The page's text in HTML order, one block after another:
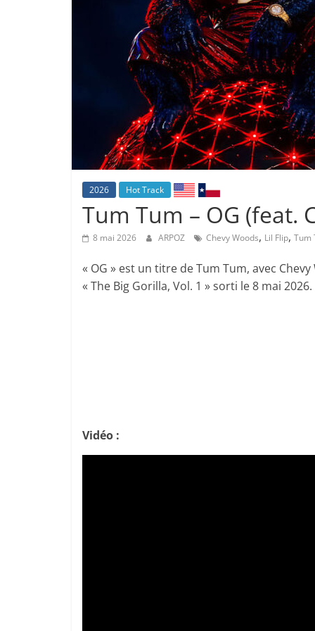
2026 Hot Track
Tum Tum – OG (feat.
8 mai 2026 ARPOZ Chevy Woods, Lil Flip, Tum
« OG » est un titre de Tum Tum, avec
« The Big Gorilla, Vol. 1 » sorti le 8 mai 2026.
Vidéo :